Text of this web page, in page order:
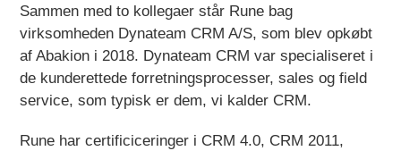
Sammen med to kollegaer står Rune bag
virksomheden Dynateam CRM A/S, som blev opkøbt
af Abakion i 2018. Dynateam CRM var specialiseret i
de kunderettede forretningsprocesser, sales og field
service, som typisk er dem, vi kalder CRM.
Rune har certificiceringer i CRM 4.0, CRM 2011,